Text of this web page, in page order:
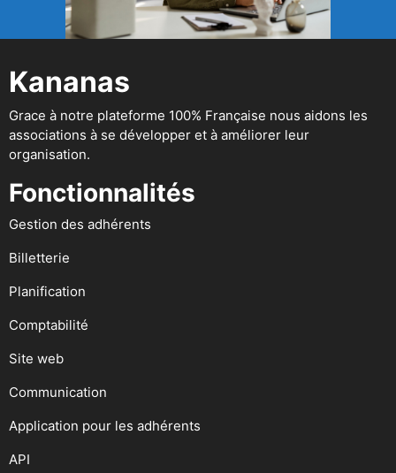
Kananas
Grace à notre plateforme 100% Française nous aidons les
associations à se développer et à améliorer leur
organisation.
Fonctionnalités
Gestion des adhérents
Billetterie
Planification
Comptabilité
Site web
Communication
Application pour les adhérents
API